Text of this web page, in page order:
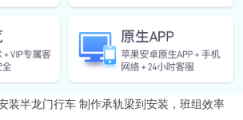
体车库、船排小车、非标活、等高难度产
作拼槽单梁工字钢贴板焊接工装，使单梁外
一同时提高了生产效率，单梁U型槽焊缝处加
，提高外观质量。制作改进班组吊具 即效率
装半龙门行车 制作承轨梁到安装，班组效率